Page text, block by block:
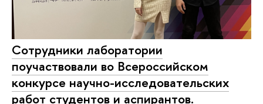
Сотрудники лаборатории
поучаствовали во Всероссийском
конкурсе научно-исследовательских
работ студентов и аспирантов.